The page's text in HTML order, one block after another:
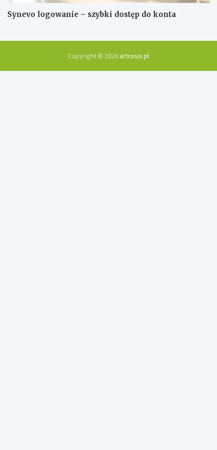
Synevo logowanie – szybki dostęp do konta
Copyright © 2026artrosis.pl